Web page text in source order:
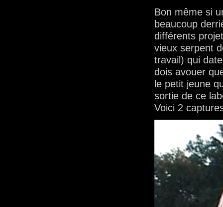
Bon même si
beaucoup
différents
vieux serpent
travail) qui
dois avouer
le petit jeune
sortie de ce
Voici 2